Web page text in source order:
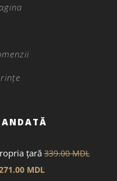
țară 339.00MDL
MDL